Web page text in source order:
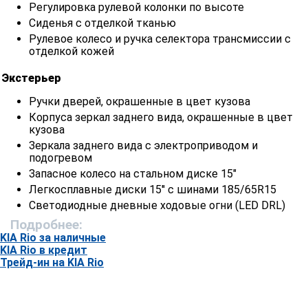
Регулировка рулевой колонки по высоте
Сиденья с отделкой тканью
Рулевое колесо и ручка селектора трансмиссии с
отделкой кожей
Экстерьер
Ручки дверей, окрашенные в цвет кузова
Корпуса зеркал заднего вида, окрашенные в цвет
кузова
Зеркала заднего вида с электроприводом и
подогревом
Запасное колесо на стальном диске 15"
Легкосплавные диски 15'' с шинами 185/65R15
Светодиодные дневные ходовые огни (LED DRL)
Передние противотуманные фары
Светодиодные задние фонари
Решётка радиатора с отделкой хромом и чёрным
глянцем
Подробнее:
KIA Rio за наличные
KIA Rio в кредит
Трейд-ин на KIA Rio